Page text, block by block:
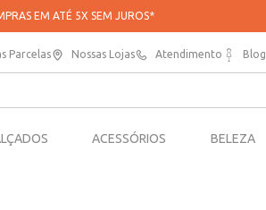
EM ATÉ 5X SEM JUROS*
Parcelas Nossas Lojas Atendimento Blog
ACESSÓRIOS BELEZA